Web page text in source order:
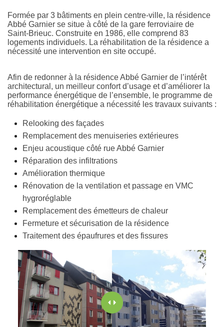
Formée par 3 bâtiments en plein centre-ville, la résidence
Abbé Garnier se situe à côté de la gare ferroviaire de
Saint-Brieuc. Construite en 1986, elle comprend 83
logements individuels. La réhabilitation de la résidence a
nécessité une intervention en site occupé.
Afin de redonner à la résidence Abbé Garnier de l’intérêt
architectural, un meilleur confort d’usage et d’améliorer la
performance énergétique de l’ensemble, le programme de
réhabilitation énergétique a nécessité les travaux suivants :
Relooking des façades
Remplacement des menuiseries extérieures
Enjeu acoustique côté rue Abbé Garnier
Réparation des infiltrations
Amélioration thermique
Rénovation de la ventilation et passage en VMC
hygroréglable
Remplacement des émetteurs de chaleur
Fermeture et sécurisation de la résidence
Traitement des épaufrures et des fissures